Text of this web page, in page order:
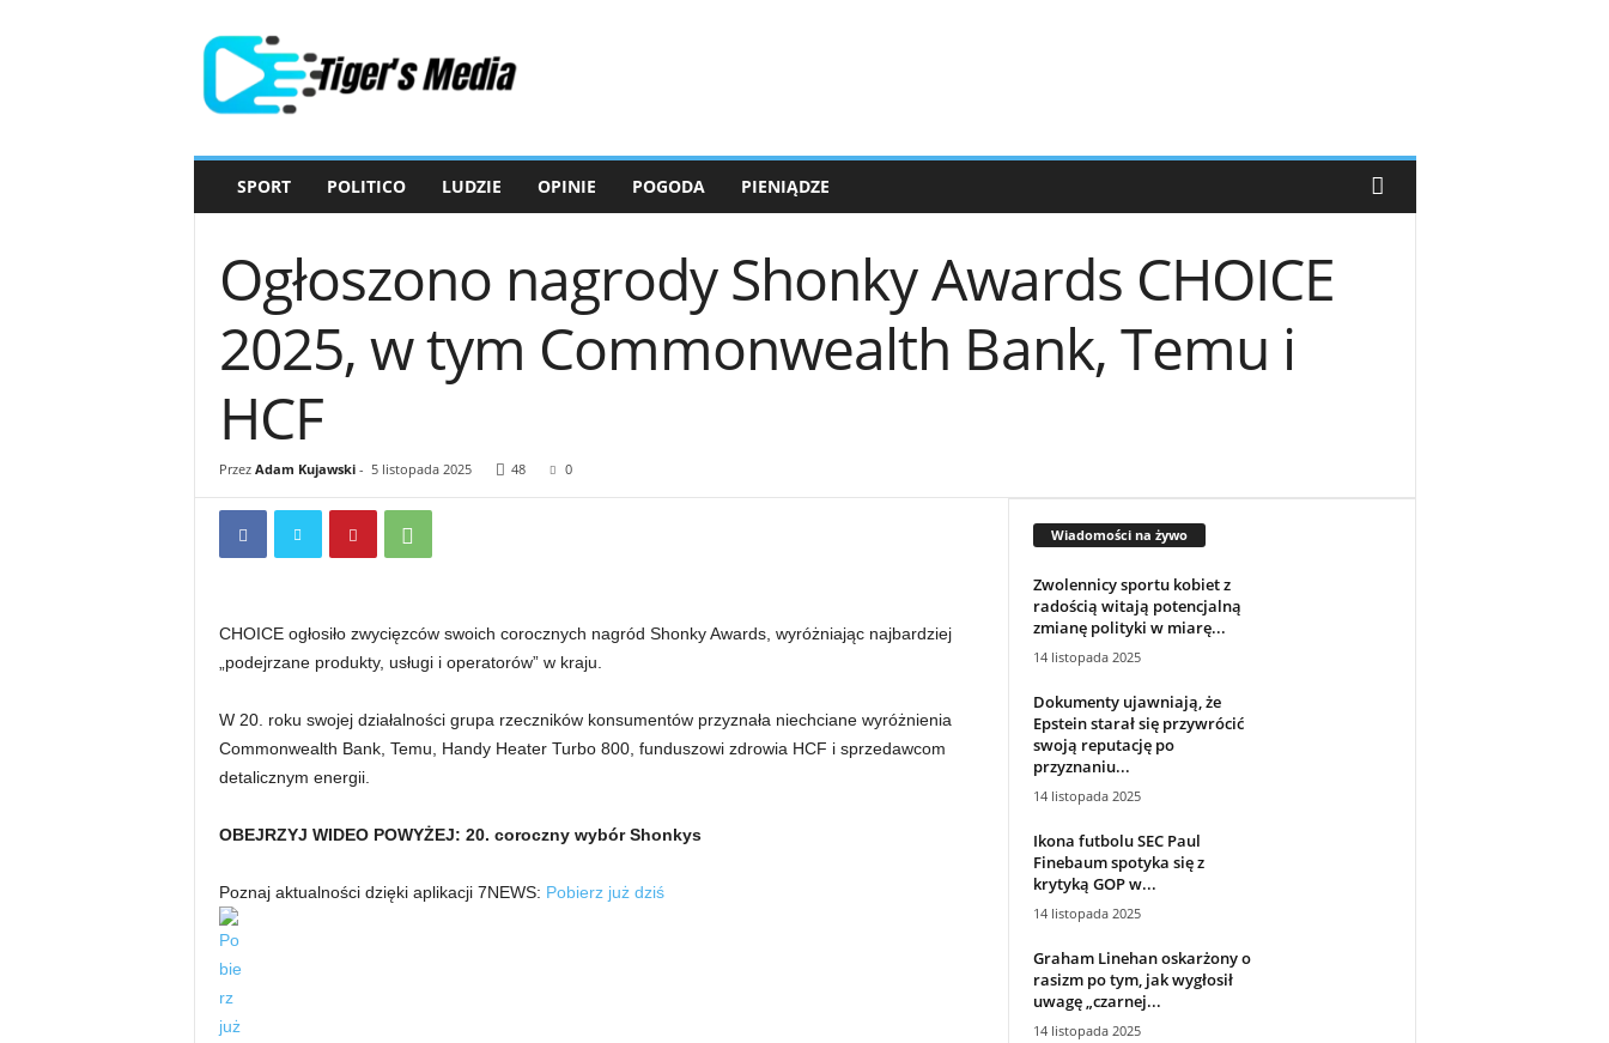
SPORT POLITICO LUDZIE OPINIE POGODA PIENIĄDZE
Ogłoszono nagrody Shonky Awards CHOICE
2025, w tym Commonwealth Bank, Temu i
HCF
Przez Adam Kujawski- 5 listopada 2025 48 0
CHOICE ogłosiło zwycięzców swoich corocznych nagród Shonky Awards, wyróżniając najbardziej
„podejrzane produkty, usługi i operatorów” w kraju.
W 20. roku swojej działalności grupa rzeczników konsumentów przyznała niechciane wyróżnienia
Commonwealth Bank, Temu, Handy Heater Turbo 800, funduszowi zdrowia HCF i sprzedawcom
detalicznym energii.
OBEJRZYJ WIDEO POWYŻEJ: 20. coroczny wybór Shonkys
Poznaj aktualności dzięki aplikacji 7NEWS: Pobierz już dziś
Wiadomości na żywo
Zwolennicy sportu kobiet z
radością witają potencjalną
zmianę polityki w miarę...
14 listopada 2025
Dokumenty ujawniają, że
Epstein starał się przywrócić
swoją reputację po
przyznaniu...
14 listopada 2025
Ikona futbolu SEC Paul
Finebaum spotyka się z
krytyką GOP w...
14 listopada 2025
Graham Linehan oskarżony o
rasizm po tym, jak wygłosił
uwagę „czarnej...
14 listopada 2025